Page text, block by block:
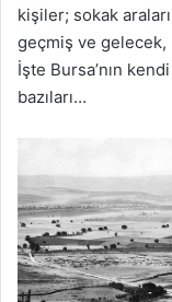
kişiler; sokak
geçmiş ve gelecek,
İşte Bursa’nın
bazıları…